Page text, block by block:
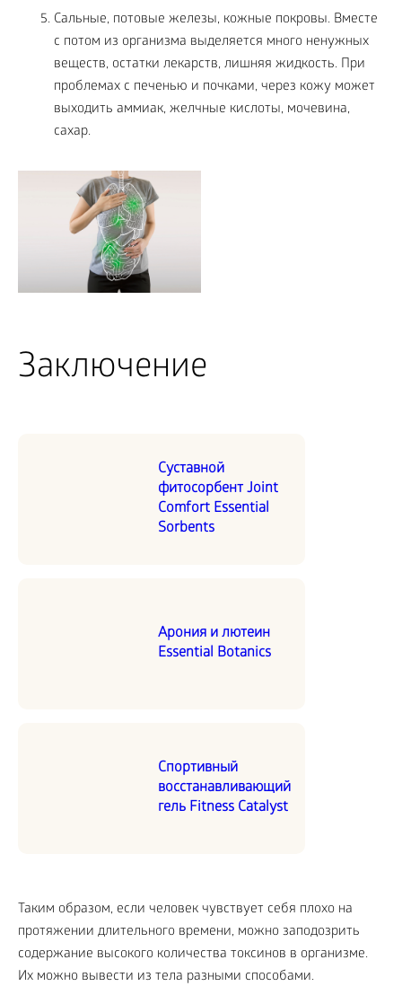
Сальные, потовые железы, кожные покровы. Вместе
с потом из организма выделяется много ненужных
веществ, остатки лекарств, лишняя жидкость. При
проблемах с печенью и почками, через кожу может
выходить аммиак, желчные кислоты, мочевина,
сахар.
Заключение
Суставной
фитосорбент Joint
Comfort Essential
Sorbents
Арония и лютеин
Essential Botanics
Спортивный
восстанавливающий
гель Fitness Catalyst
Таким образом, если человек чувствует себя плохо на
протяжении длительного времени, можно заподозрить
содержание высокого количества токсинов в организме.
Их можно вывести из тела разными способами.